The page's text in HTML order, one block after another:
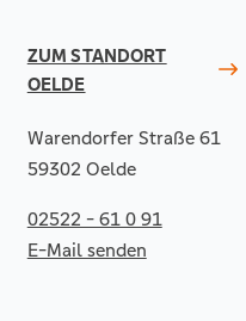
ZUM STANDORT
OELDE
Warendorfer Straße 61
59302 Oelde
02522 - 61 0 91
E-Mail senden